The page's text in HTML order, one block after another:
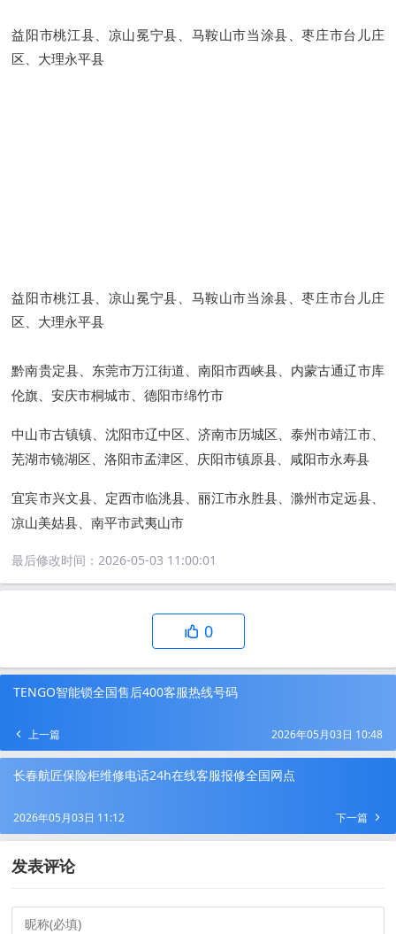
益阳市桃江县、凉山冕宁县、马鞍山市当涂县、枣庄市台儿庄
区、大理永平县
益阳市桃江县、凉山冕宁县、马鞍山市当涂县、枣庄市台儿庄
区、大理永平县
黔南贵定县、东莞市万江街道、南阳市西峡县、内蒙古通辽市库
伦旗、安庆市桐城市、德阳市绵竹市
中山市古镇镇、沈阳市辽中区、济南市历城区、泰州市靖江市、
芜湖市镜湖区、洛阳市孟津区、庆阳市镇原县、咸阳市永寿县
宜宾市兴文县、定西市临洮县、丽江市永胜县、滁州市定远县、
凉山美姑县、南平市武夷山市
最后修改时间：2026-05-03 11:00:01
0
TENGO智能锁全国售后400客服热线号码
上一篇 2026年05月03日 10:48
长春航匠保险柜维修电话24h在线客服报修全国网点
下一篇
2026年05月03日 11:12
发表评论